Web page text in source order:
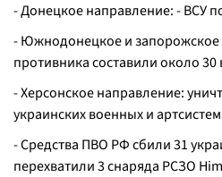
- Донецкое направление: - ВСУ
- Южнодонецкое и запорожское
противника составили около
- Херсонское направление:
украинских военных и
- Средства ПВО РФ сбили 31
перехватили 3 снаряда РСЗО